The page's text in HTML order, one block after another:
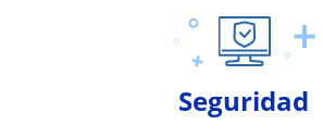
Seguridad